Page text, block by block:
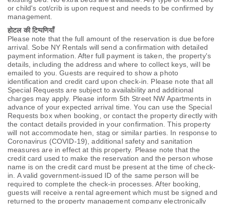
or child's cot/crib is upon request and needs to be confirmed by
management.
होटल की टिप्पणियाँ
Please note that the full amount of the reservation is due before
arrival. Sobe NY Rentals will send a confirmation with detailed
payment information. After full payment is taken, the property's
details, including the address and where to collect keys, will be
emailed to you. Guests are required to show a photo
identification and credit card upon check-in. Please note that all
Special Requests are subject to availability and additional
charges may apply. Please inform 5th Street NW Apartments in
advance of your expected arrival time. You can use the Special
Requests box when booking, or contact the property directly with
the contact details provided in your confirmation. This property
will not accommodate hen, stag or similar parties. In response to
Coronavirus (COVID-19), additional safety and sanitation
measures are in effect at this property. Please note that the
credit card used to make the reservation and the person whose
name is on the credit card must be present at the time of check-
in. A valid government-issued ID of the same person will be
required to complete the check-in processes. After booking,
guests will receive a rental agreement which must be signed and
returned to the property management company electronically